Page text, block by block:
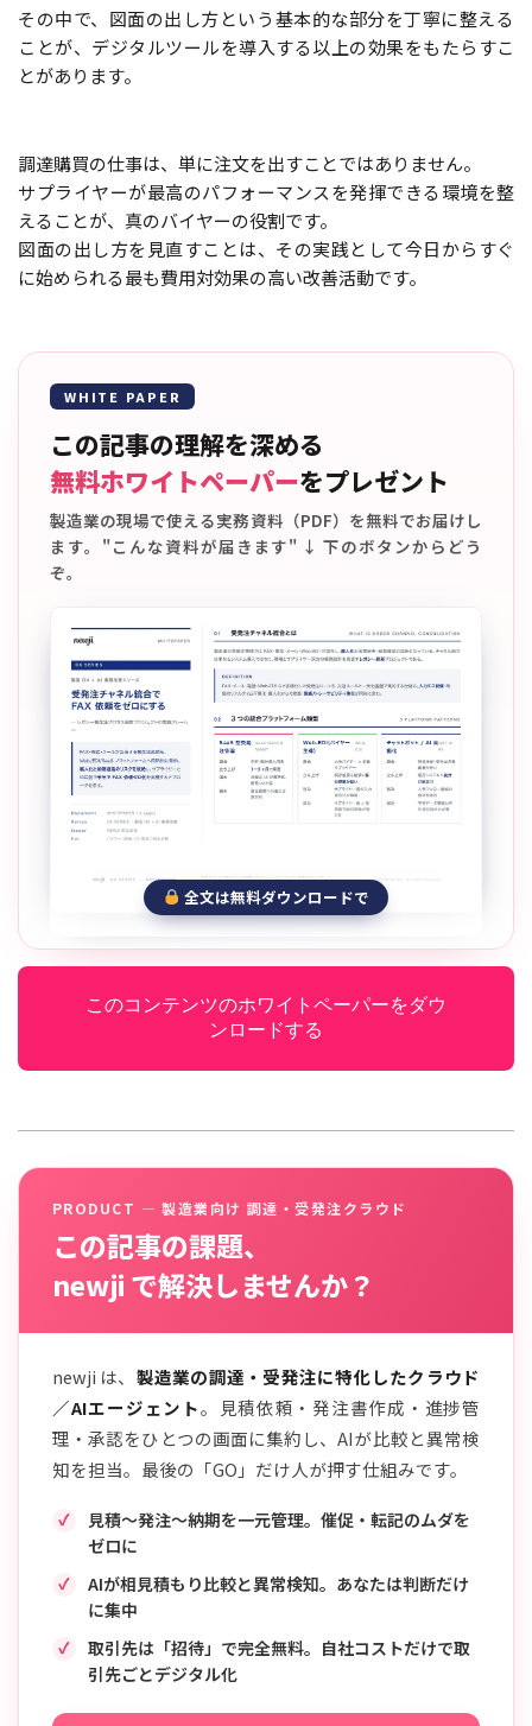
その中で、図面の出し方という基本的な部分を丁寧に整える
ことが、デジタルツールを導入する以上の効果をもたらすこ
とがあります。
調達購買の仕事は、単に注文を出すことではありません。
サプライヤーが最高のパフォーマンスを発揮できる環境を整
えることが、真のバイヤーの役割です。
図面の出し方を見直すことは、その実践として今日からすぐ
に始められる最も費用対効果の高い改善活動です。
WHITE PAPER
この記事の理解を深める
無料ホワイトペーパーをプレゼント
製造業の現場で使える実務資料（PDF）を無料でお届けし
ます。"こんな資料が届きます" ↓ 下のボタンからどう
ぞ。
全文は無料ダウンロードで
このコンテンツのホワイトペーパーをダウ
ンロードする
PRODUCT — 製造業向け 調達・受発注クラウド
この記事の課題、
newji で解決しませんか？
newji は、 製造業の調達・受発注に特化したクラウド
／AIエージェント。見積依頼・発注書作成・進捗管
理・承認をひとつの画面に集約し、AIが比較と異常検
知を担当。最後の「GO」だけ人が押す仕組みです。
見積〜発注〜納期を一元管理。催促・転記のムダを
ゼロに
AIが相見積もり比較と異常検知。あなたは判断だけ
に集中
取引先は「招待」で完全無料。自社コストだけで取
引先ごとデジタル化